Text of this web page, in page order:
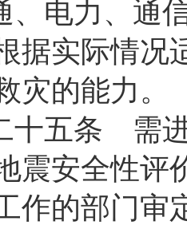
、电力、通
据实际情况
灾的能力。
十五条 需
震安全性评
作的部门审